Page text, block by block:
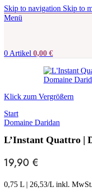
Skip to navigation Skip to
Menü
0 Artikel 0,00 €
Klick zum Vergrößern
Start
Domaine Daridan
L’Instant Quattro |
19,90 €
0,75 L | 26,53/L inkl. MwSt.